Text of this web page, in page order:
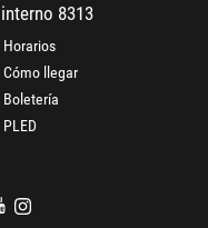
8313
Horarios
Cómo llegar
Boletería
PLED